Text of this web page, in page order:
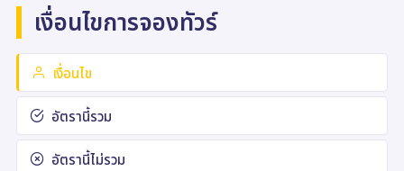
เงื่อนไขการจองทัวร์
เงื่อนไข
อัตรานี้รวม
อัตรานี้ไม่รวม